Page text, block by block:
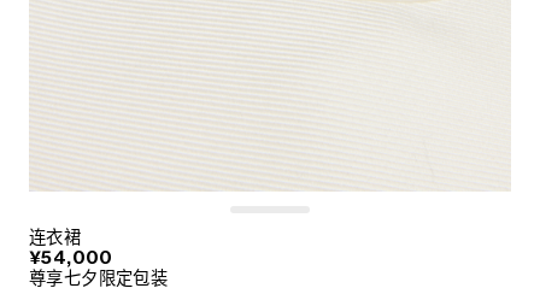
连衣裙
¥54,000
尊享七夕限定包装